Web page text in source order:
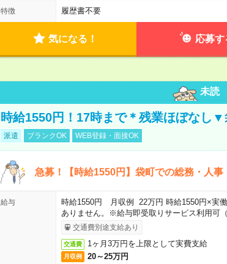
特徴 履歴書不要
気になる！ 応募す
未読
時給1550円！17時まで＊残業ほぼなし
派遣 ブランクOK WEB登録・面接OK
急募！【時給1550円】袋町での総務・人事
給与
時給1550円 月収例 22万円 時給1550円×実
ありません。※給与即受取りサービス利用可（
交通費別途支給あり
交通費 1ヶ月3万円を上限として実費支給
月収例 20～25万円